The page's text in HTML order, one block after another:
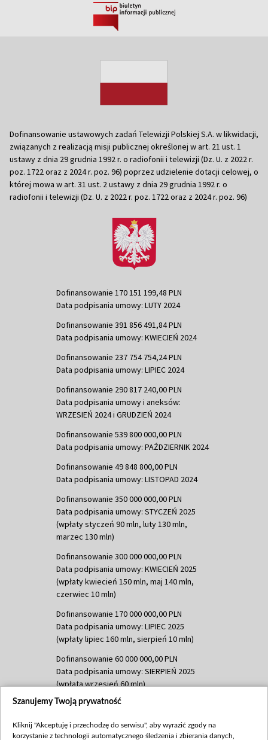
Dofinansowanie ustawowych zadań Telewizji Polskiej S.A. w likwidacji,
związanych z realizacją misji publicznej określonej w art. 21 ust. 1
ustawy z dnia 29 grudnia 1992 r. o radiofonii i telewizji (Dz. U. z 2022 r.
poz. 1722 oraz z 2024 r. poz. 96) poprzez udzielenie dotacji celowej, o
której mowa w art. 31 ust. 2 ustawy z dnia 29 grudnia 1992 r. o
radiofonii i telewizji (Dz. U. z 2022 r. poz. 1722 oraz z 2024 r. poz. 96)
Dofinansowanie 170 151 199,48 PLN
Data podpisania umowy: LUTY 2024
Dofinansowanie 391 856 491,84 PLN
Data podpisania umowy: KWIECIEŃ 2024
Dofinansowanie 237 754 754,24 PLN
Data podpisania umowy: LIPIEC 2024
Dofinansowanie 290 817 240,00 PLN
Data podpisania umowy i aneksów:
WRZESIEŃ 2024 i GRUDZIEŃ 2024
Dofinansowanie 539 800 000,00 PLN
Data podpisania umowy: PAŹDZIERNIK 2024
Dofinansowanie 49 848 800,00 PLN
Data podpisania umowy: LISTOPAD 2024
Dofinansowanie 350 000 000,00 PLN
Data podpisania umowy: STYCZEŃ 2025
(wpłaty styczeń 90 mln, luty 130 mln,
marzec 130 mln)
Dofinansowanie 300 000 000,00 PLN
Data podpisania umowy: KWIECIEŃ 2025
(wpłaty kwiecień 150 mln, maj 140 mln,
czerwiec 10 mln)
Dofinansowanie 170 000 000,00 PLN
Data podpisania umowy: LIPIEC 2025
(wpłaty lipiec 160 mln, sierpień 10 mln)
Dofinansowanie 60 000 000,00 PLN
Data podpisania umowy: SIERPIEŃ 2025
(wpłata wrzesień 60 mln)
Dofinansowanie 635 783 051,21 PLN
(wpłata wrzesień 100 mln, październik 350
Szanujemy Twoją prywatność
Kliknij "Akceptuję i przechodzę do serwisu", aby wyrazić zgody na
korzystanie z technologii automatycznego śledzenia i zbierania danych,